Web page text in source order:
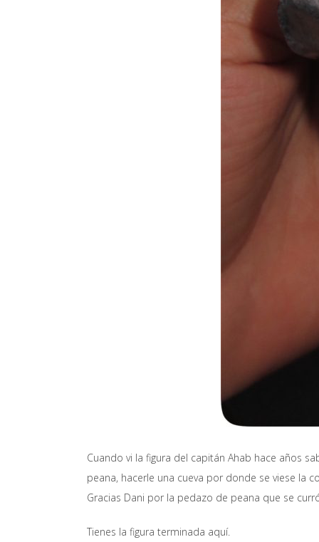
Cuando vi la figura del capitán Ahab hace años
peana, hacerle una cueva por donde se viese la
Gracias Dani por la pedazo de peana que se
Tienes la figura terminada aquí.